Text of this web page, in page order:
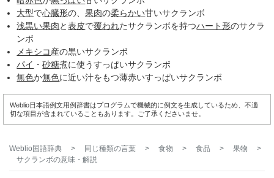
大型で心臓形の、果肉の柔らかい甘いサクランボ
浅黒い果肉と表皮で覆われたサクランボを持つハート形のサクラ
ンボ
メキシコ産の黒いサクランボ
パイ ・砂糖煮に使うすっぱいサクランボ
無色か無色に近い汁をもつ薄赤いすっぱいサクランボ
Weblio日本語例文用例辞書はプログラムで機械的に例文を生成しているため、不適
切な項目が含まれていることもあります。ご了承くださいませ。
Weblio国語辞典 > 同じ種類の言葉 > 食物 > 食品 > 果物
>
サクランボの意味・解説